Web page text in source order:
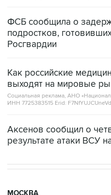
ФСБ сообщила о
подростков,
Росгвардии
Как российские
выходят на мировые
Социальная реклама, АНО
ИНН 7725383515 Erid:
Аксенов сообщил о
результате атаки ВСУ